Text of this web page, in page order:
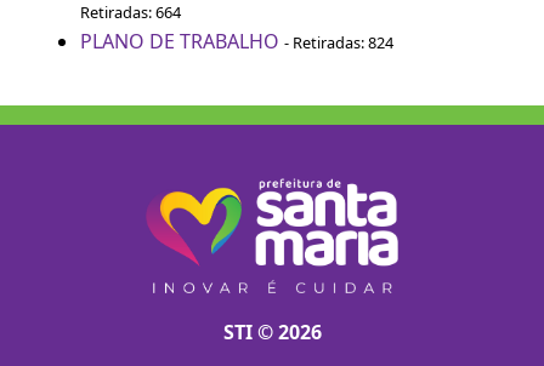
Retiradas: 664
PLANO DE TRABALHO - Retiradas: 824
STI © 2026